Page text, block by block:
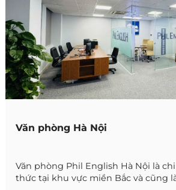
Văn phòng Hà Nội
Văn phòng Phil English Hà Nội là
thức tại khu vực miền Bắc và cũng